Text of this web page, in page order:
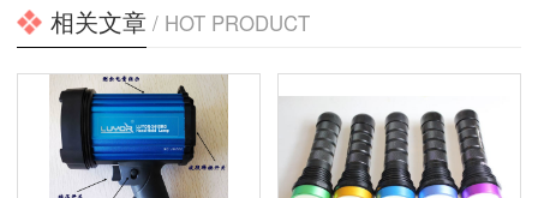
相关文章 / HOT PRODUCT